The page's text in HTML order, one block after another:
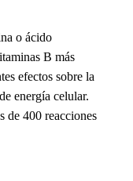
o ácido
B más
efectos sobre la
energía celular.
de 400 reacciones